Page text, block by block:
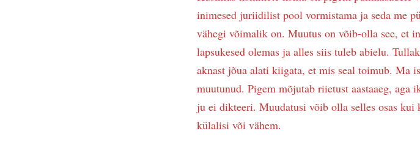
inimesed juriidilist pool vormistama ja seda me
vähegi võimalik on. Muutus on võib-olla see, et
lapsukesed olemas ja alles siis tuleb abielu.
aknast jõua alati kiigata, et mis seal toimub. Ma
muutunud. Pigem mõjutab riietust aastaaeg,
ju ei dikteeri. Muudatusi võib olla selles osas
külalisi või vähem.